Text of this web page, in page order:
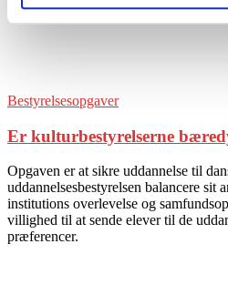
Bestyrelsesopgaver
Er kulturbestyrelserne
Opgaven er at sikre uddannelse til
uddannelsesbestyrelsen balancere sit
institutions overlevelse og
villighed til at sende elever til de
præferencer.